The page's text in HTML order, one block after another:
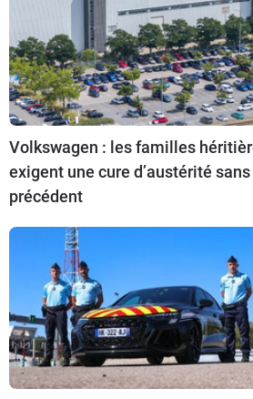
Volkswagen : les familles
exigent une cure d’austérité sans
précédent